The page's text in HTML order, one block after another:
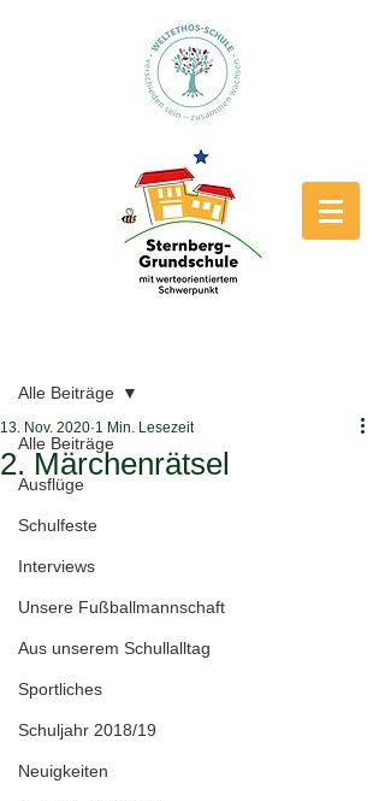
Alle Beiträge
Ausflüge
Schulfeste
Interviews
Unsere Fußballmannschaft
Aus unserem Schullalltag
Sportliches
Schuljahr 2018/19
Neuigkeiten
Alle Beiträge
2. Märchenrätsel
13. Nov. 2020 1 Min. Lesezeit